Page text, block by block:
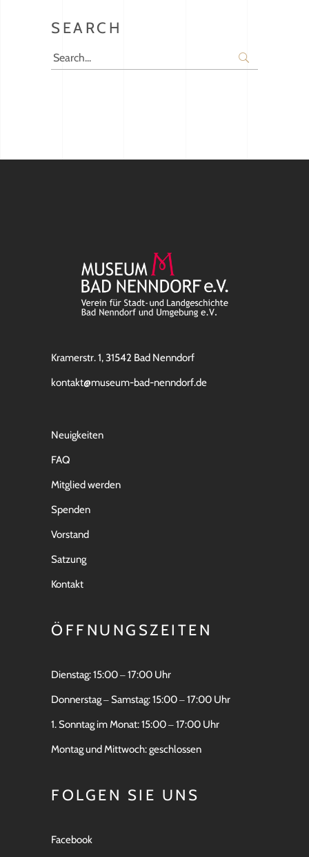
SEARCH
Search
for:
Kramerstr. 1, 31542 Bad Nenndorf
kontakt@museum-bad-nenndorf.de
Neuigkeiten
FAQ
Mitglied werden
Spenden
Vorstand
Satzung
Kontakt
ÖFFNUNGSZEITEN
Dienstag: 15:00 ‒ 17:00 Uhr
Donnerstag ‒ Samstag: 15:00 ‒ 17:00 Uhr
1. Sonntag im Monat: 15:00 ‒ 17:00 Uhr
Montag und Mittwoch: geschlossen
FOLGEN SIE UNS
Facebook